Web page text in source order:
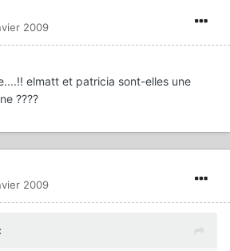
2009
elmatt et patricia sont-elles une
????
2009